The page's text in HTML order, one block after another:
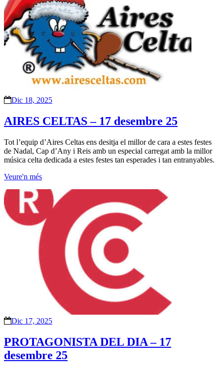
Dic 18, 2025
AIRES CELTAS – 17 desembre 25
Tot l’equip d’Aires Celtas ens desitja el millor de cara a estes festes
de Nadal, Cap d’Any i Reis amb un especial carregat amb la millor
música celta dedicada a estes festes tan esperades i tan entranyables.
Veure'n més
Dic 17, 2025
PROTAGONISTA DEL DIA – 17
desembre 25